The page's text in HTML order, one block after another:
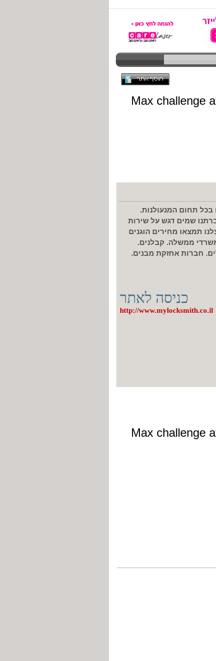
תחום המנעולנות.
בחברתנו שמים דגש על שירות
תמצאו מחירים הוגנים
משרדי ממשלה. קבלנים.
חברות אחזקת מבנים.
כניסה לאתר
http://www.mylocksmith.co.il